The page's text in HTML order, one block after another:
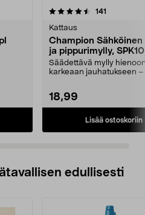
141
Kattaus
Champion
ja pippurimylly,
Säädettävä mylly
karkeaan jauhatukseen
18,99
Lisää ostoskoriin
3.0 viidestä
edullisesti